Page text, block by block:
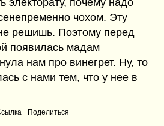
электорату, почему надо
чохом. Эту
решишь. Поэтому перед
появилась мадам
нам про винегрет. Ну, то
с нами тем, что у нее в
Поделиться